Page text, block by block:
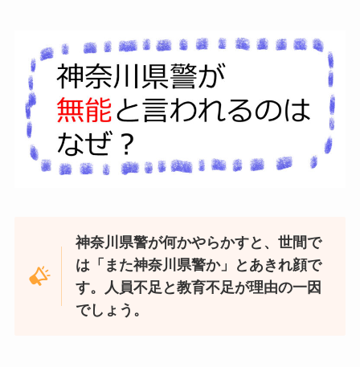
神奈川県警が何かやらかすと、世間で
は「また神奈川県警か」とあきれ顔で
す。人員不足と教育不足が理由の一因
でしょう。